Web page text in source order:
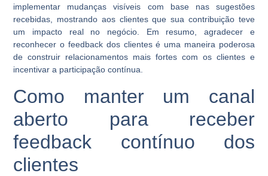
implementar mudanças visíveis com base nas sugestões
recebidas, mostrando aos clientes que sua contribuição teve
um impacto real no negócio. Em resumo, agradecer e
reconhecer o feedback dos clientes é uma maneira poderosa
de construir relacionamentos mais fortes com os clientes e
incentivar a participação contínua.
Como manter um canal
aberto para receber
feedback contínuo dos
clientes